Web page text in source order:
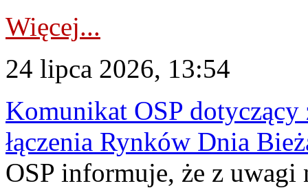
Więcej...
24 lipca 2026, 13:54
Komunikat OSP dotyczący
łączenia Rynków Dnia
OSP informuje, że z uwagi